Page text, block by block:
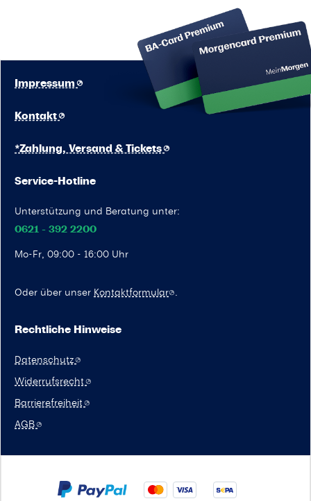
Service-Hotline
Unterstützung und Beratung unter:
0621 - 392 2200
Mo-Fr, 09:00 - 16:00 Uhr
Oder über unser Kontaktformular .
Kontakt
Impressum
*Zahlung, Versand & Tickets
Rechtliche Hinweise
Datenschutz
Widerrufsrecht
Barrierefreiheit
AGB